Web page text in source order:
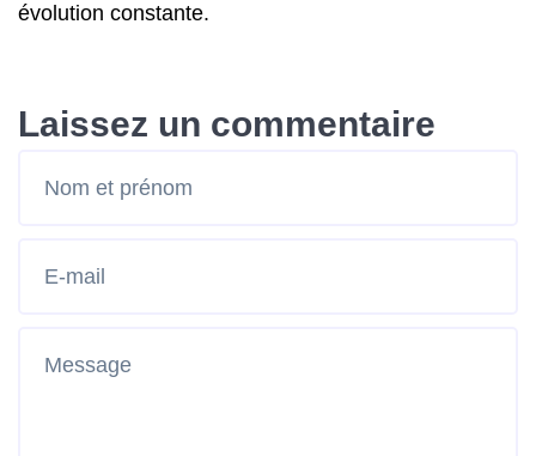
évolution constante.
Laissez un commentaire